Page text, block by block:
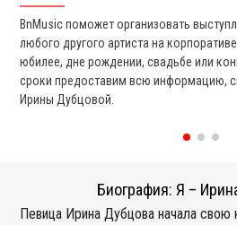
BnMusic поможет организовать
любого другого артиста на
юбилее, дне рождении, свадьбе или
сроки предоставим всю информацию,
Ирины Дубцовой.
Биография: Я –
Певица Ирина Дубцова начала свою